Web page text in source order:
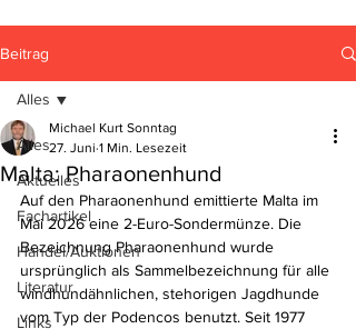
Beitrag
Alles
Aktuelles
Fachartikel
Handel/Auktionen
Literatur
Links
Alles
Malta: Pharaonenhund
Michael Kurt Sonntag
27. Juni 1 Min. Lesezeit
Auf den Pharaonenhund emittierte Malta im
Mai 2026 eine 2-Euro-Sondermünze. Die
Bezeichnung Pharaonenhund wurde
ursprünglich als Sammelbezeichnung für alle
windhundähnlichen, stehorigen Jagdhunde
vom Typ der Podencos benutzt. Seit 1977